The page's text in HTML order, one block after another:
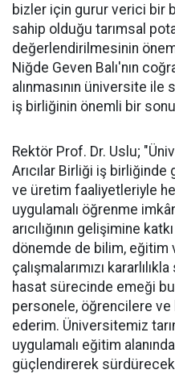
bizler için gurur verici bir
sahip olduğu tarımsal
değerlendirilmesinin
Niğde Geven Balı'nın
alınmasının üniversite ile
iş birliğinin önemli bir
Rektör Prof. Dr. Uslu;
Arıcılar Birliği iş
ve üretim faaliyetleriyle
uygulamalı öğrenme
arıcılığının gelişimine
dönemde de bilim, eğitim
çalışmalarımızı
hasat sürecinde emeği
personele, öğrencilere ve
ederim. Üniversitemiz
uygulamalı eğitim
güçlendirerek